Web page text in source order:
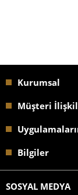
Kurumsal
Müşteri
Bilgiler
SOSYAL MEDYA